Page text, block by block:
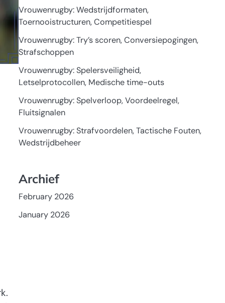
Vrouwenrugby: Wedstrijdformaten,
Toernooistructuren, Competitiespel
Vrouwenrugby: Try’s scoren, Conversiepogingen,
Strafschoppen
Vrouwenrugby: Spelersveiligheid,
Letselprotocollen, Medische time-outs
Vrouwenrugby: Spelverloop, Voordeelregel,
Fluitsignalen
Vrouwenrugby: Strafvoordelen, Tactische Fouten,
Wedstrijdbeheer
Archief
February 2026
January 2026